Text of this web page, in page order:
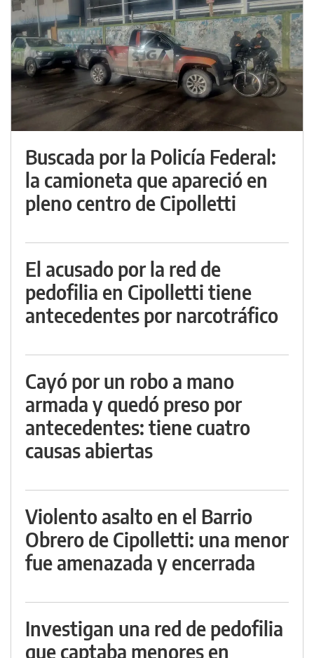
Buscada por la Policía Federal:
la camioneta que apareció en
pleno centro de Cipolletti
El acusado por la red de
pedofilia en Cipolletti tiene
antecedentes por narcotráfico
Cayó por un robo a mano
armada y quedó preso por
antecedentes: tiene cuatro
causas abiertas
Violento asalto en el Barrio
Obrero de Cipolletti: una menor
fue amenazada y encerrada
Investigan una red de pedofilia
que captaba menores en